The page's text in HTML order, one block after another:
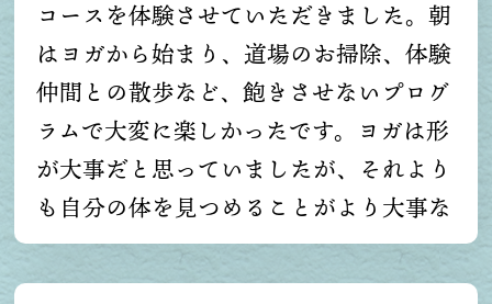
甘みを初めて感じることができました。
味噌汁も美味しかったです。2泊3日でし
たが、色々な気づきが多い体験となりま
した。スタッフの方々、ありがとうござ
いました。
コースを体験させていただきました。朝
はヨガから始まり、道場のお掃除、体験
仲間との散歩など、飽きさせないプログ
ラムで大変に楽しかったです。ヨガは形
が大事だと思っていましたが、それより
も自分の体を見つめることがより大事な
んだということがわかりました。断食で
も単にダイエットや体質改善など、もち